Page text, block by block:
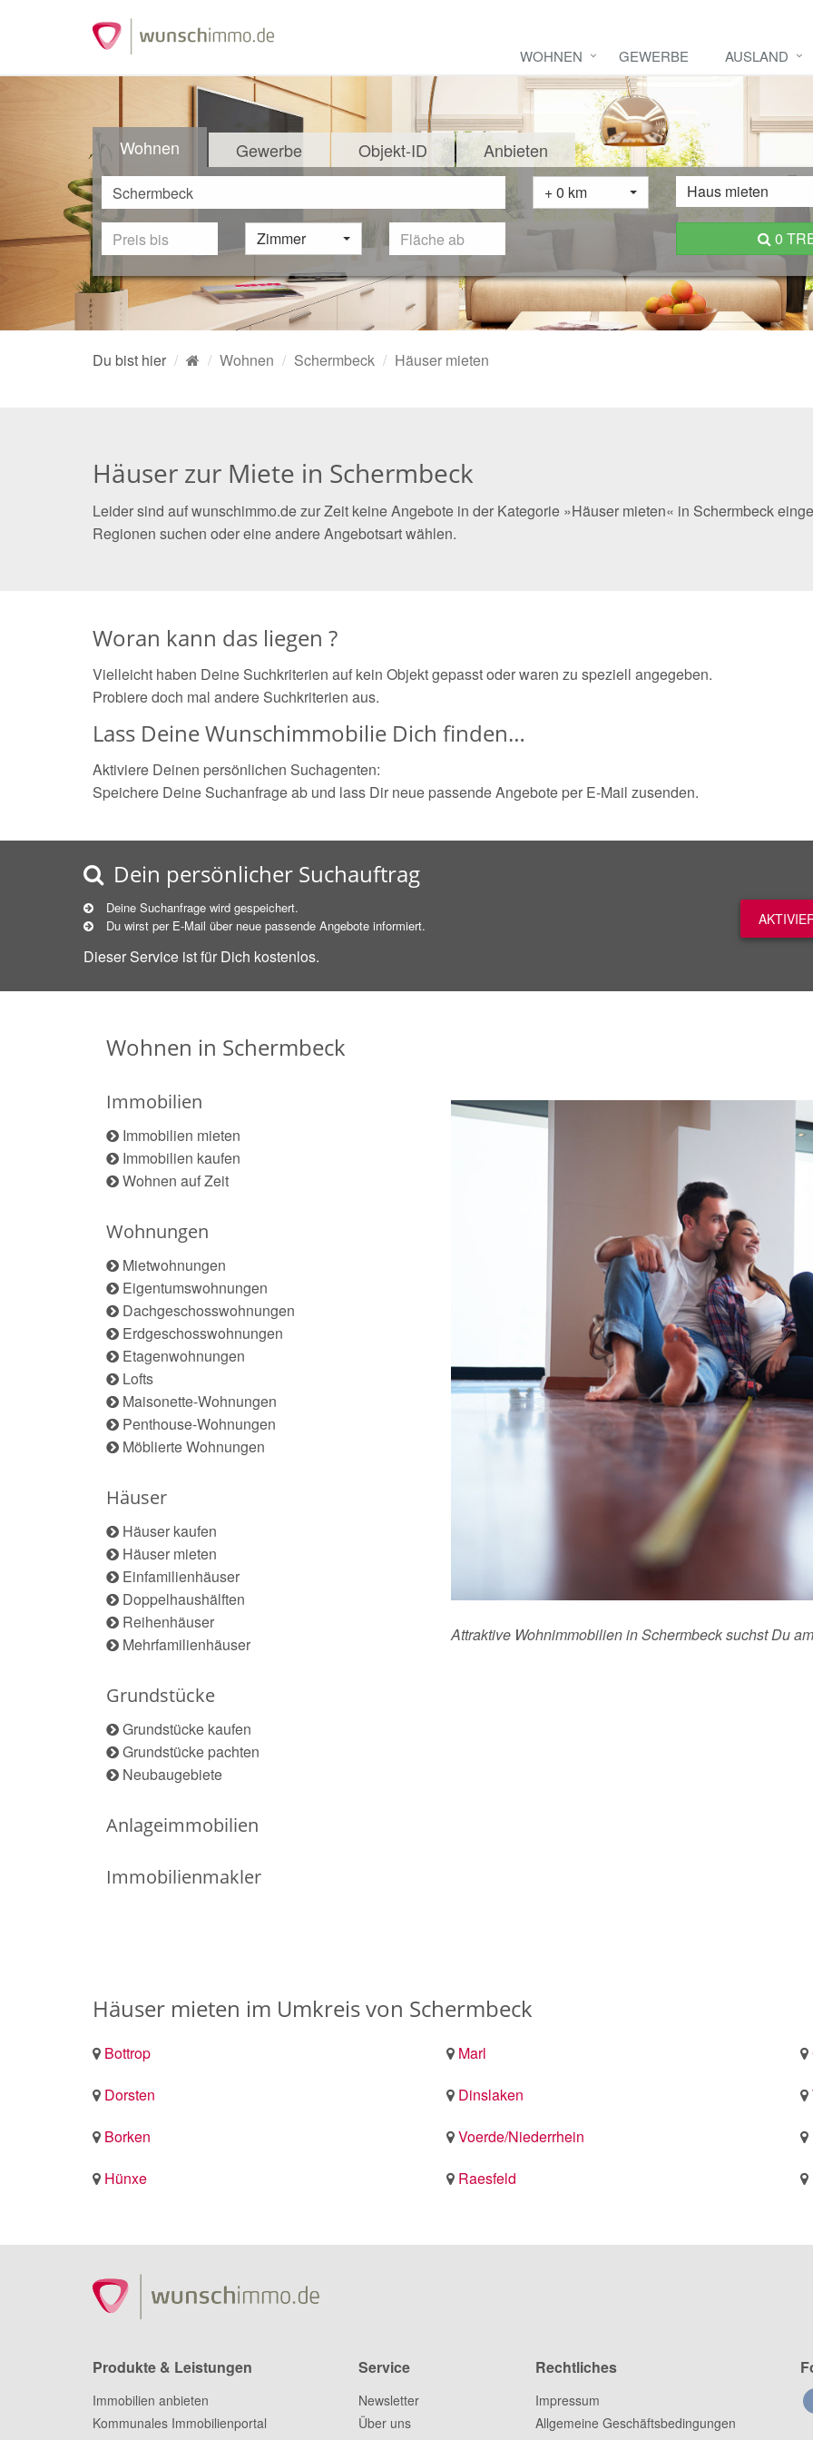
WOHNEN GEWERBE AUSLAND
Wohnen Gewerbe Objekt-ID Anbieten
+ 0 km Haus mieten
Zimmer 0
Du bist hier Wohnen Schermbeck Häuser mieten
Häuser zur Miete in Schermbeck
Leider sind auf wunschimmo.de zur Zeit keine Angebote in der Kategorie »Häuser mieten« in Schermbeck
Regionen suchen oder eine andere Angebotsart wählen.
Woran kann das liegen ?
Vielleicht haben Deine Suchkriterien auf kein Objekt gepasst oder waren zu speziell angegeben.
Probiere doch mal andere Suchkriterien aus.
Lass Deine Wunschimmobilie Dich finden…
Aktiviere Deinen persönlichen Suchagenten:
Speichere Deine Suchanfrage ab und lass Dir neue passende Angebote per E-Mail zusenden.
Dein persönlicher Suchauftrag
Deine Suchanfrage wird gespeichert.
Du wirst per E-Mail über neue passende Angebote informiert.
Dieser Service ist für Dich kostenlos.
Wohnen in Schermbeck
Immobilien
Immobilien mieten
Immobilien kaufen
Wohnen auf Zeit
Wohnungen
Mietwohnungen
Eigentumswohnungen
Dachgeschosswohnungen
Erdgeschosswohnungen
Etagenwohnungen
Lofts
Maisonette-Wohnungen
Penthouse-Wohnungen
Möblierte Wohnungen
Häuser
Häuser kaufen
Häuser mieten
Einfamilienhäuser
Doppelhaushälften
Reihenhäuser
Mehrfamilienhäuser
Grundstücke
Grundstücke kaufen
Grundstücke pachten
Neubaugebiete
Anlageimmobilien
Immobilienmakler
Attraktive Wohnimmobilien in Schermbeck suchst Du
Häuser mieten im Umkreis von Schermbeck
Bottrop Marl
Dorsten
Dinslaken
Borken
Voerde/Niederrhein
Hünxe
Raesfeld
Produkte & Leistungen
Immobilien anbieten
Kommunales Immobilienportal
Service
Newsletter
Über uns
Rechtliches
Impressum
Allgemeine Geschäftsbedingungen